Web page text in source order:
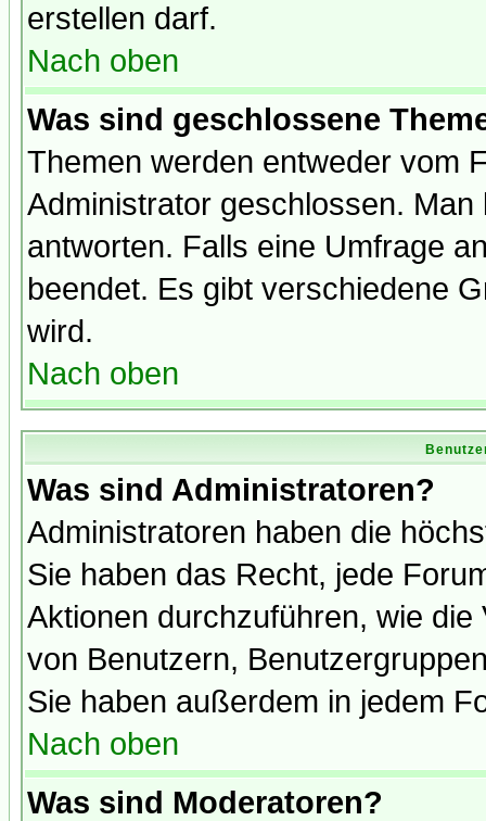
erstellen darf.
Nach oben
Was sind geschlossene
Themen werden entweder vom
Administrator geschlossen.
antworten. Falls eine Umfrage
beendet. Es gibt verschiedene
wird.
Nach oben
Was sind Administratoren?
Administratoren haben die
Sie haben das Recht, jede
Aktionen durchzuführen, wie
von Benutzern,
Sie haben außerdem in jedem
Nach oben
Was sind Moderatoren?